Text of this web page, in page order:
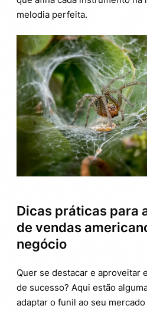
melodia perfeita.
Dicas práticas para
de vendas
negócio
Quer se destacar e aproveitar
de sucesso? Aqui estão
adaptar o funil ao seu